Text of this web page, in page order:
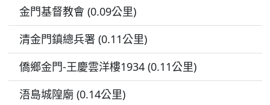
金門基督教會 (0.09公里)
清金門鎮總兵署 (0.11公里)
僑鄉金門-王慶雲洋樓1934 (0.11公里)
浯島城隍廟 (0.14公里)